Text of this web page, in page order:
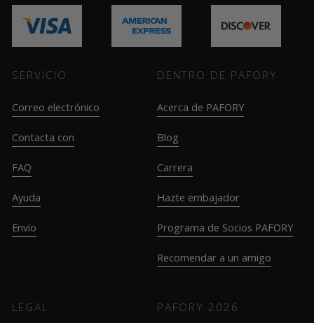
SERVICIO
Correo electrónico
Contacta con
FAQ
Ayuda
Envío
DENTRO DE PAFORY
Acerca de PAFORY
Blog
Carrera
Hazte embajador
Programa de Socios PAFORY
Recomendar a un amigo
LEGAL PAFORY 2026